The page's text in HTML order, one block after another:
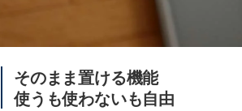
そのまま置ける機能
使うも使わないも自由